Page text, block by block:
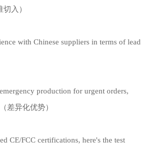
入）
with Chinese suppliers in terms of lead
production for urgent orders,
差异化优势）
CE/FCC certifications, here's the test